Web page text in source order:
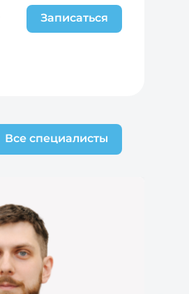
Записаться
Все специалисты